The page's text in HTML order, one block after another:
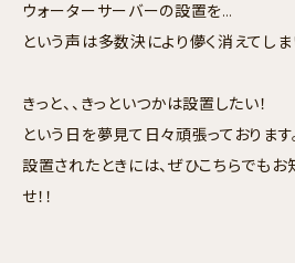
ウォーターサーバーの設置を…
という声は多数決により儚く消えてし
きっと、、きっといつかは設置したい！
という日を夢見て日々頑張っております
設置されたときには、ぜひこちらでもお
せ！！